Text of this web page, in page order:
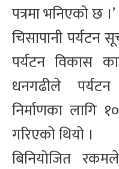
पत्रमा भनिएको छ ।’
चिसापानी पर्यटन
पर्यटन विकास
धनगढीले
निर्माणका लागि
गरिएको थियो ।
बिनियोजित